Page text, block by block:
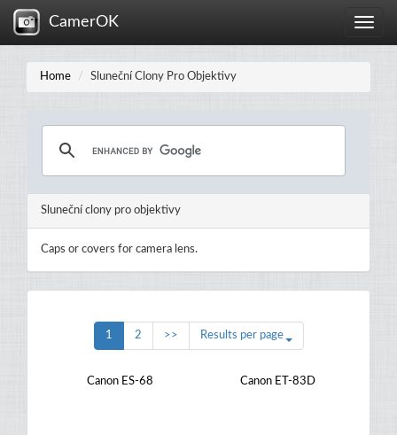
Toggle
CamerOK
Home Sluneční Clony Pro Objektivy
Sluneční clony pro objektivy
Caps or covers for camera lens.
1 2 >> Results per page
Canon ES-68 Canon ET-83D